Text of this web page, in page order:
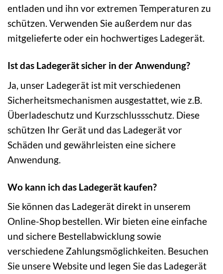
entladen und ihn vor extremen Temperaturen zu
schützen. Verwenden Sie außerdem nur das
mitgelieferte oder ein hochwertiges Ladegerät.
Ist das Ladegerät sicher in der Anwendung?
Ja, unser Ladegerät ist mit verschiedenen
Sicherheitsmechanismen ausgestattet, wie z.B.
Überladeschutz und Kurzschlussschutz. Diese
schützen Ihr Gerät und das Ladegerät vor
Schäden und gewährleisten eine sichere
Anwendung.
Wo kann ich das Ladegerät kaufen?
Sie können das Ladegerät direkt in unserem
Online-Shop bestellen. Wir bieten eine einfache
und sichere Bestellabwicklung sowie
verschiedene Zahlungsmöglichkeiten. Besuchen
Sie unsere Website und legen Sie das Ladegerät